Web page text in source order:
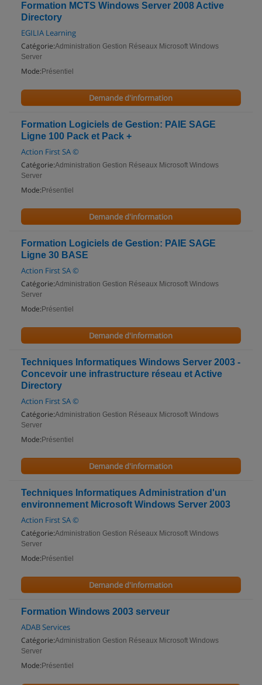
Formation MCTS Windows Server 2008 Active
Directory
EGILIA Learning
Catégorie:Administration Gestion Réseaux Microsoft Windows
Server
Mode: Présentiel
Demande d'information
Formation Logiciels de Gestion: PAIE SAGE
Ligne 100 Pack et Pack +
Action First SA ©
Catégorie:Administration Gestion Réseaux Microsoft Windows
Server
Mode: Présentiel
Demande d'information
Formation Logiciels de Gestion: PAIE SAGE
Ligne 30 BASE
Action First SA ©
Catégorie:Administration Gestion Réseaux Microsoft Windows
Server
Mode: Présentiel
Demande d'information
Techniques Informatiques Windows Server 2003 -
Concevoir une infrastructure réseau et Active
Directory
Action First SA ©
Catégorie:Administration Gestion Réseaux Microsoft Windows
Server
Mode: Présentiel
Demande d'information
Techniques Informatiques Administration d'un
environnement Microsoft Windows Server 2003
Action First SA ©
Catégorie:Administration Gestion Réseaux Microsoft Windows
Server
Mode: Présentiel
Demande d'information
Formation Windows 2003 serveur
ADAB Services
Catégorie:Administration Gestion Réseaux Microsoft Windows
Server
Mode: Présentiel